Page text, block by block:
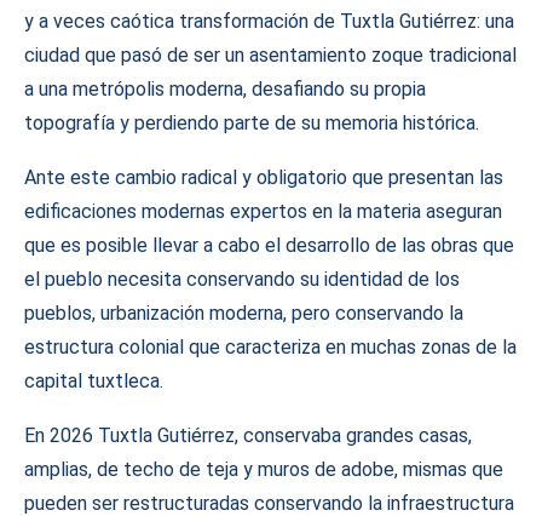
y a veces caótica transformación de Tuxtla Gutiérrez: una
ciudad que pasó de ser un asentamiento zoque tradicional
a una metrópolis moderna, desafiando su propia
topografía y perdiendo parte de su memoria histórica.
Ante este cambio radical y obligatorio que presentan las
edificaciones modernas expertos en la materia aseguran
que es posible llevar a cabo el desarrollo de las obras que
el pueblo necesita conservando su identidad de los
pueblos, urbanización moderna, pero conservando la
estructura colonial que caracteriza en muchas zonas de la
capital tuxtleca.
En 2026 Tuxtla Gutiérrez, conservaba grandes casas,
amplias, de techo de teja y muros de adobe, mismas que
pueden ser restructuradas conservando la infraestructura